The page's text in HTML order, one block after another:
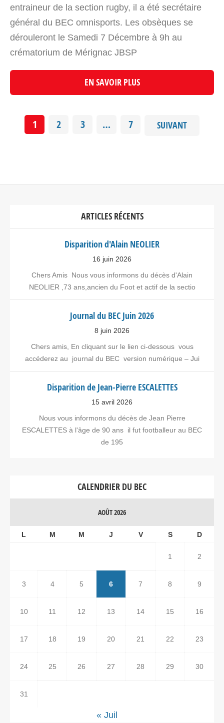
entraineur de la section rugby, il a été secrétaire
général du BEC omnisports. Les obsèques se
dérouleront le Samedi 7 Décembre à 9h au
crématorium de Mérignac JBSP
EN SAVOIR PLUS
1 2 3 … 7 SUIVANT
ARTICLES RÉCENTS
Disparition d'Alain NEOLIER
16 juin 2026
Chers Amis Nous vous informons du décès d'Alain
NEOLIER ,73 ans,ancien du Foot et actif de la sectio
Journal du BEC Juin 2026
8 juin 2026
Chers amis, En cliquant sur le lien ci-dessous vous
accéderez au journal du BEC version numérique – Jui
Disparition de Jean-Pierre ESCALETTES
15 avril 2026
Nous vous informons du décès de Jean Pierre
ESCALETTES à l'âge de 90 ans il fut footballeur au BEC
de 195
CALENDRIER DU BEC
AOÛT 2026
L M M J V S D
1 2
3 4 5 6 7 8 9
10 11 12 13 14 15 16
17 18 19 20 21 22 23
24 25 26 27 28 29 30
31
« Juil